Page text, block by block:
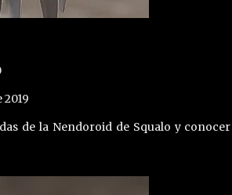
2019
de la Nendoroid de Squalo y conocer